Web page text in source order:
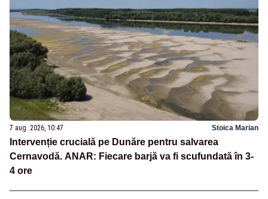
7 aug. 2026, 10:47 Stoica Marian
Intervenție crucială pe Dunăre pentru salvarea
Cernavodă. ANAR: Fiecare barjă va fi scufundată în 3-
4 ore